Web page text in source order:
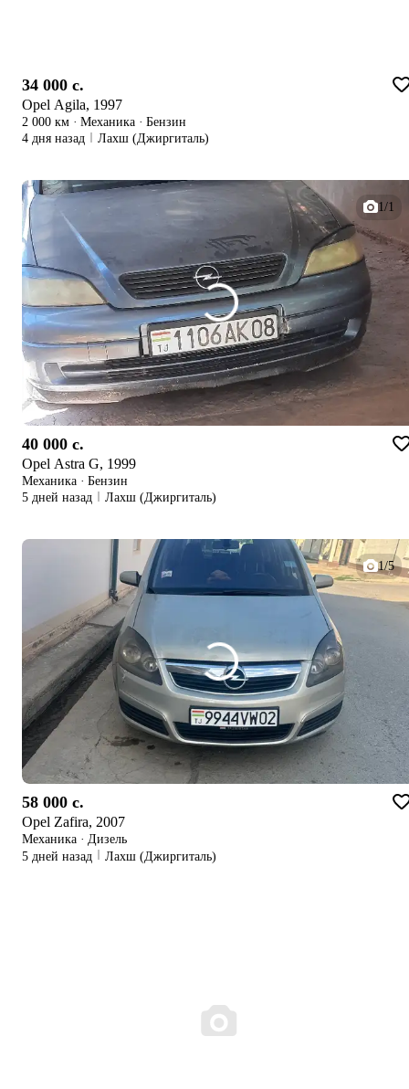
34 000 c.
Opel Agila, 1997
2 000 км · Механика · Бензин
4 дня назад
Лахш (Джиргиталь)
1/1
40 000 c.
Opel Astra G, 1999
Механика · Бензин
5 дней назад
Лахш (Джиргиталь)
1/5
58 000 c.
Opel Zafira, 2007
Механика · Дизель
5 дней назад
Лахш (Джиргиталь)